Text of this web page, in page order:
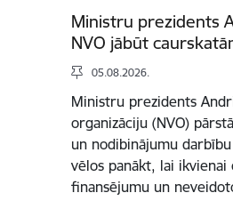
Ministru prezidents
NVO jābūt
05.08.2026.
Ministru prezidents
organizāciju (NVO)
un nodibinājumu
vēlos panākt, lai
finansējumu un